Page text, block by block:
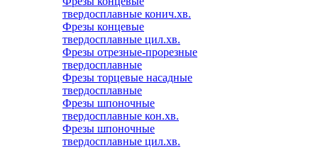
твердосплавные конич.хв.
Фрезы концевые
твердосплавные цил.хв.
Фрезы отрезные-прорезные
твердосплавные
Фрезы торцевые насадные
твердосплавные
Фрезы шпоночные
твердосплавные кон.хв.
Фрезы шпоночные
твердосплавные цил.хв.